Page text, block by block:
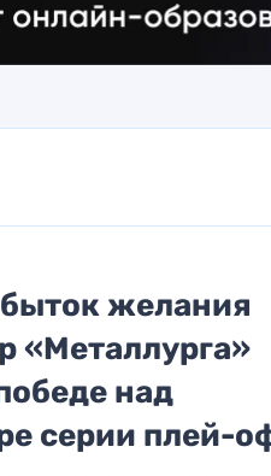
желания
«Металлурга»
над
серии плей-